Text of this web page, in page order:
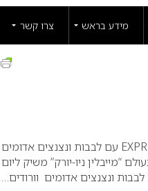
מידע בראש צרו קשר
עם לבבות ונצנצים אדומים
האהבה מותג האיפור מספר 1 בעולם “מייבלין ניו-יורק” משיק ליום
ונצנצים אדומים וורודים…